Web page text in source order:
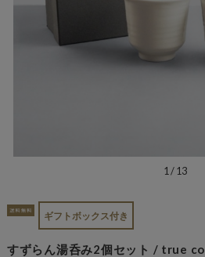
1 /13
ギフトボックス付き
すずらん湯呑み2個セット / true